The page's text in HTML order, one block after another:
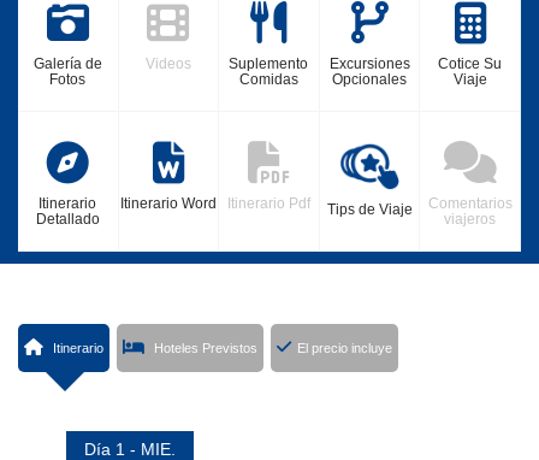
Galería de
Fotos
Videos
Suplemento
Comidas
Excursiones
Opcionales
Cotice Su
Viaje
Itinerario
Detallado
Itinerario Word Itinerario Pdf Tips de Viaje
Comentarios
viajeros
Itinerario Hoteles Previstos El precio incluye
Día 1 - MIE.